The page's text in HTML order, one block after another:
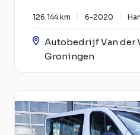
126.144 km 6-2020
Autobedrijf Van der
Groningen